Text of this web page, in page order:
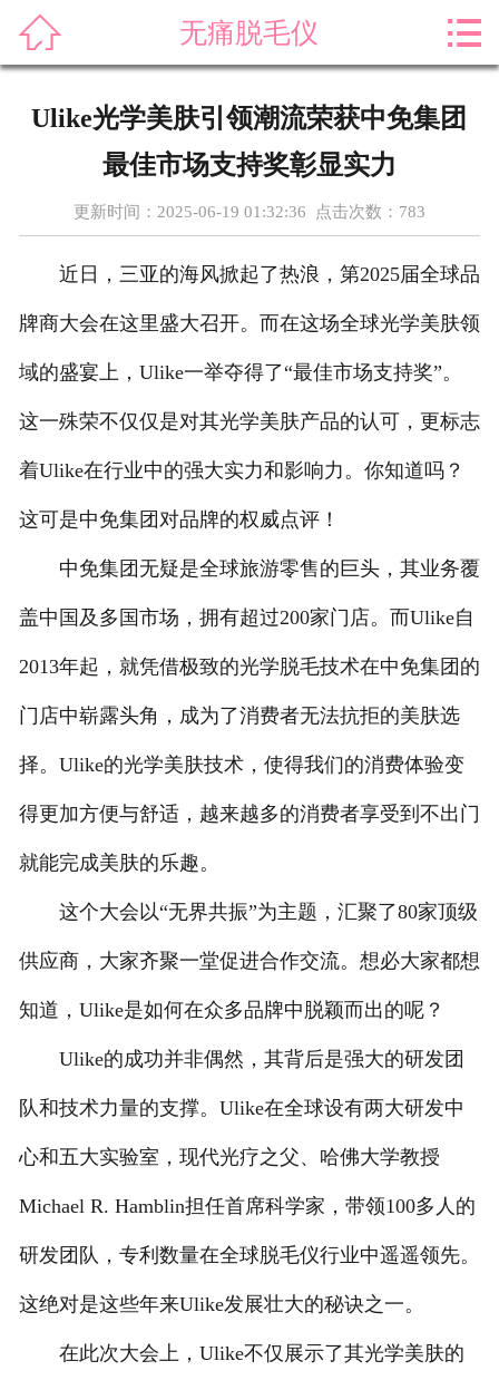
产品展示
新闻资讯
案例展示
售后服务
科普知识
荣誉资质
 无痛脱毛仪 
Ulike光学美肤引领潮流荣获中免集团
最佳市场支持奖彰显实力
更新时间：2025-06-19 01:32:36 点击次数： 783
近日，三亚的海风掀起了热浪，第2025届全球品
牌商大会在这里盛大召开。而在这场全球光学美肤领
域的盛宴上，Ulike一举夺得了“最佳市场支持奖”。
这一殊荣不仅仅是对其光学美肤产品的认可，更标志
着Ulike在行业中的强大实力和影响力。你知道吗？
这可是中免集团对品牌的权威点评！
中免集团无疑是全球旅游零售的巨头，其业务覆
盖中国及多国市场，拥有超过200家门店。而Ulike自
2013年起，就凭借极致的光学脱毛技术在中免集团的
门店中崭露头角，成为了消费者无法抗拒的美肤选
择。Ulike的光学美肤技术，使得我们的消费体验变
得更加方便与舒适，越来越多的消费者享受到不出门
就能完成美肤的乐趣。
这个大会以“无界共振”为主题，汇聚了80家顶级
供应商，大家齐聚一堂促进合作交流。想必大家都想
知道，Ulike是如何在众多品牌中脱颖而出的呢？
Ulike的成功并非偶然，其背后是强大的研发团
队和技术力量的支撑。Ulike在全球设有两大研发中
心和五大实验室，现代光疗之父、哈佛大学教授
Michael R. Hamblin担任首席科学家，带领100多人的
研发团队，专利数量在全球脱毛仪行业中遥遥领先。
这绝对是这些年来Ulike发展壮大的秘诀之一。
在此次大会上，Ulike不仅展示了其光学美肤的